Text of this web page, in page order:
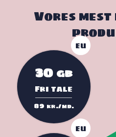
Vores
EU
30 GB
Fri tale
89 kr./md.
EU